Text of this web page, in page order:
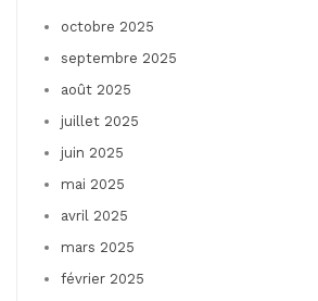
octobre 2025
septembre 2025
août 2025
juillet 2025
juin 2025
mai 2025
avril 2025
mars 2025
février 2025